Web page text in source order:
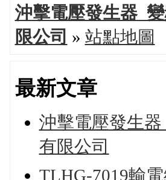
沖擊電壓發生器_
限公司 » 站點地圖
最新文章
沖擊電壓發生
有限公司
TLHG-7019輸